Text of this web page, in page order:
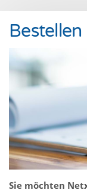
Bestellen
Sie möchten